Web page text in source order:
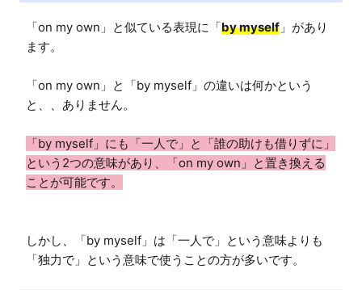
「on my own」と似ている表現に「by myself 」があり
ます。
「on my own」と「by myself」の違いは何かという
「by myself」にも「一人で」と「誰の助けも借りずに」
という2つの意味があり、「on my own」と置き換える
しかし、「by myself」は「一人で」という意味よりも
「独力で」という意味で使うことの方が多いです。